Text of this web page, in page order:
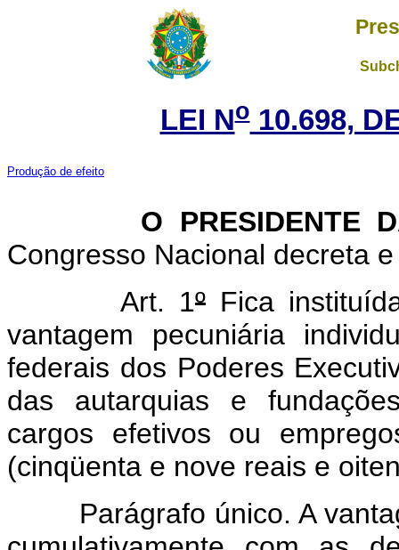
LEI No10.698,
Produção de efeito
O PRESIDENTE DA
Congresso Nacional decreta
Art. 1ºFica
vantagem pecuniária
federais dos Poderes
das autarquias e
cargos efetivos ou
(cinqüenta e nove reais e
Parágrafo único. A